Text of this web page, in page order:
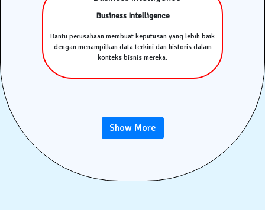
Business Intelligence
Bantu perusahaan membuat keputusan yang lebih baik
dengan menampilkan data terkini dan historis dalam
konteks bisnis mereka.
Show More